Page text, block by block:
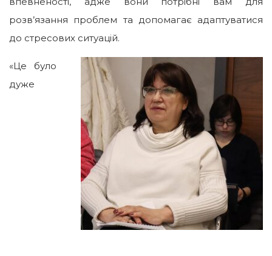
розв’язання проблем та допомагає адаптуватися
до стресових ситуацій.
«Це було
дуже